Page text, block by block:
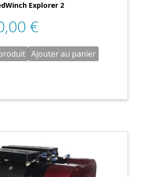
Explorer 2
€
Ajouter au panier